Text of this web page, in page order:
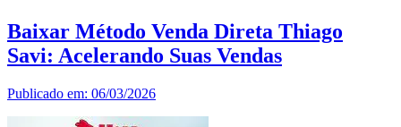
Baixar Método Venda Direta Thiago
Savi: Acelerando Suas Vendas
Publicado em: 06/03/2026